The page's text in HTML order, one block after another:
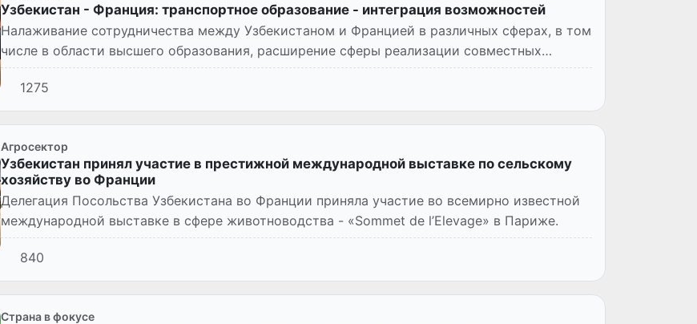
Узбекистан - Франция: транспортное образование - интеграция возможностей
Налаживание сотрудничества между Узбекистаном и Францией в различных сферах, в том
числе в области высшего образования, расширение сферы реализации совместных
устремлений в развити...
1275
Агросектор
Узбекистан принял участие в престижной международной выставке по сельскому
хозяйству во Франции
Делегация Посольства Узбекистана во Франции приняла участие во всемирно известной
международной выставке в сфере животноводства - «Sommet de l’Elevage» в Париже.
840
Страна в фокусе